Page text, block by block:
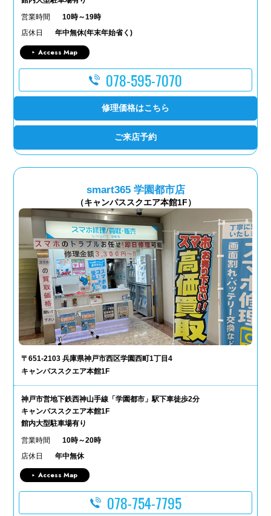
営業時間
10時～19時
店休日
年中無休(年末年始省く)
Access Map
078-595-7070
修理価格はこちら
ご来店予約
smart365 学園都市店
（キャンパススクエア本館1F）
〒651-2103 兵庫県神戸市西区学園西町1丁目4
キャンパススクエア本館1F
神戸市営地下鉄西神山手線「学園都市」駅下車徒歩2分
キャンパススクエア本館1F
館内大型駐車場有り
営業時間
10時～20時
店休日
年中無休
Access Map
078-754-7795